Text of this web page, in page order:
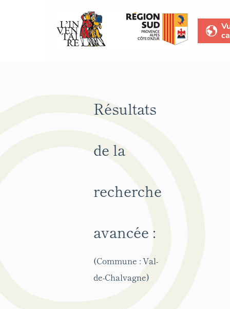
Résultats
de la
recherche
avancée :
(Commune : Val-
de-Chalvagne)